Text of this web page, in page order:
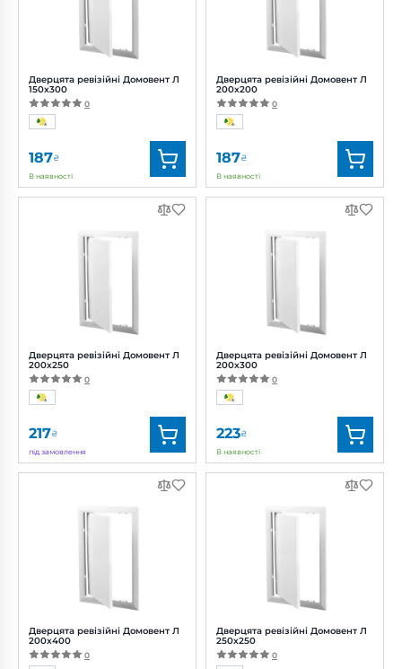
Дверцята ревізійні Домовент Л
150x300
0
187₴
В наявності
Домовент
0687926229
Дверцята ревізійні Домовент Л
200x200
0
187₴
В наявності
Домовент
0687926231
Дверцята ревізійні Домовент Л
200x250
0
217₴
під замовлення
Домовент
0687926239
Дверцята ревізійні Домовент Л
200x300
0
223₴
В наявності
Домовент
0687926241
Дверцята ревізійні Домовент Л
200x400
0
Дверцята ревізійні Домовент Л
250x250
0